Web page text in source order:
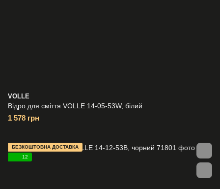
VOLLE
Відро для сміття VOLLE 14-05-53W, білий
1 578 грн
БЕЗКОШТОВНА ДОСТАВКА
12